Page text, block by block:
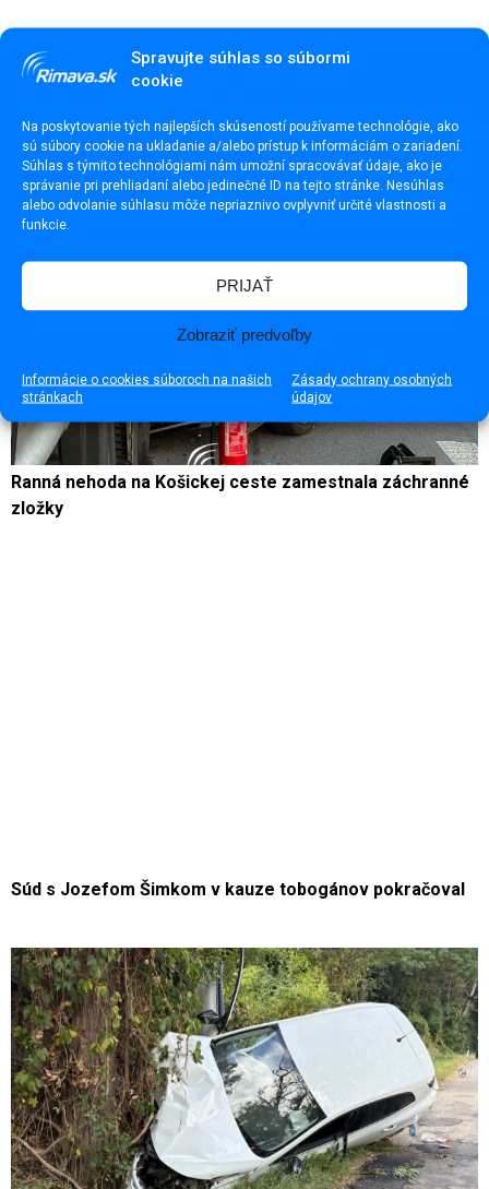
Spravujte súhlas so súbormi
cookie
Na poskytovanie tých najlepších skúseností používame technológie, ako
sú súbory cookie na ukladanie a/alebo prístup k informáciám o zariadení.
Súhlas s týmito technológiami nám umožní spracovávať údaje, ako je
správanie pri prehliadaní alebo jedinečné ID na tejto stránke. Nesúhlas
alebo odvolanie súhlasu môže nepriaznivo ovplyvniť určité vlastnosti a
funkcie.
PRIJAŤ
Zobraziť predvoľby
Informácie o cookies súboroch na našich
stránkach
Zásady ochrany osobných
údajov
Ranná nehoda na Košickej ceste zamestnala záchranné
zložky
Súd s Jozefom Šimkom v kauze tobogánov pokračoval